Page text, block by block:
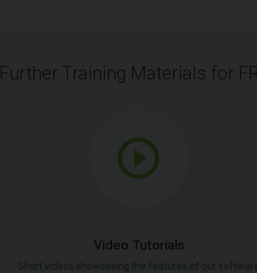
Further Training Materials for
Video Tutorials